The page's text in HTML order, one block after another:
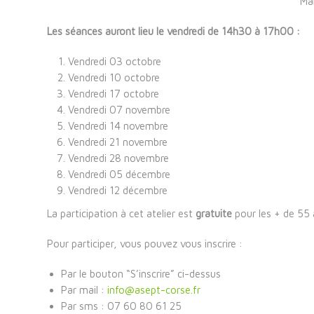
Les séances auront lieu le vendredi de 14h30 à 17h00 :
Vendredi 03 octobre
Vendredi 10 octobre
Vendredi 17 octobre
Vendredi 07 novembre
Vendredi 14 novembre
Vendredi 21 novembre
Vendredi 28 novembre
Vendredi 05 décembre
Vendredi 12 décembre
La participation à cet atelier est gratuite pour les + de 55
Pour participer, vous pouvez vous inscrire :
Par le bouton “S’inscrire” ci-dessus
Par mail : info@asept-corse.fr
Par sms : 07 60 80 61 25